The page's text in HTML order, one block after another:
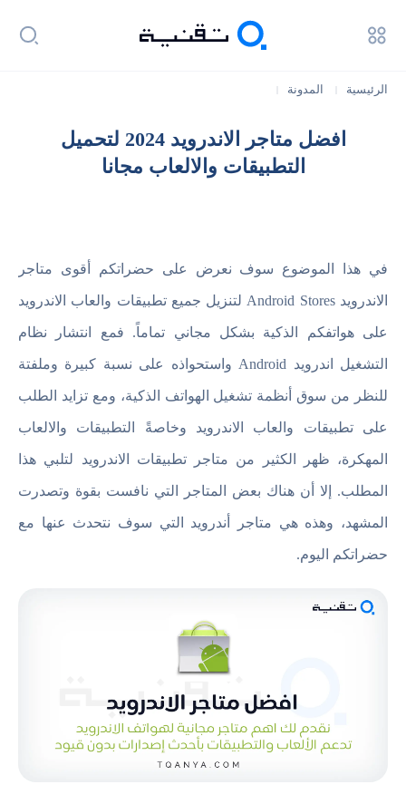
الرئيسية المدونة
افضل متاجر الاندرويد 2024 لتحميل
التطبيقات والالعاب مجانا
في هذا الموضوع سوف نعرض على حضراتكم أقوى متاجر
الاندرويد Android Stores لتنزيل جميع تطبيقات والعاب الاندرويد
على هواتفكم الذكية بشكل مجاني تماماً. فمع انتشار نظام
التشغيل اندرويد Android واستحواذه على نسبة كبيرة وملفتة
للنظر من سوق أنظمة تشغيل الهواتف الذكية، ومع تزايد الطلب
على تطبيقات والعاب الاندرويد وخاصةً التطبيقات والالعاب
المهكرة، ظهر الكثير من متاجر تطبيقات الاندرويد لتلبي هذا
المطلب. إلا أن هناك بعض المتاجر التي نافست بقوة وتصدرت
المشهد، وهذه هي متاجر أندرويد التي سوف نتحدث عنها مع
حضراتكم اليوم.